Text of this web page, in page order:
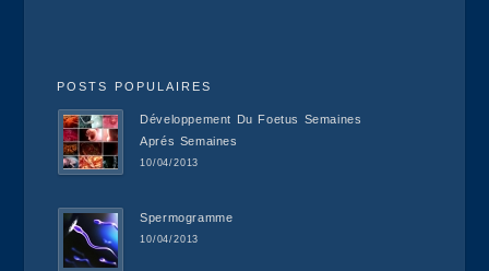
POSTS POPULAIRES
Développement Du Foetus Semaines
Aprés Semaines
10/04/2013
Spermogramme
10/04/2013